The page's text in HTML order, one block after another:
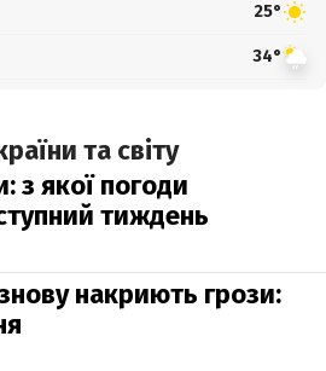
25°
34°
та світу
з якої погоди
тиждень
накриють грози: